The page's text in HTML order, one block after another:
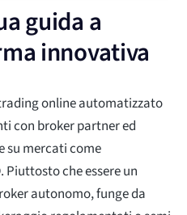
guida a
innovativa
online automatizzato
con broker partner ed
su mercati come
che essere un
autonomo, funge da